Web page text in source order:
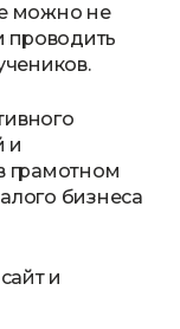
можно не
проводить
и
грамотном
бизнеса
и